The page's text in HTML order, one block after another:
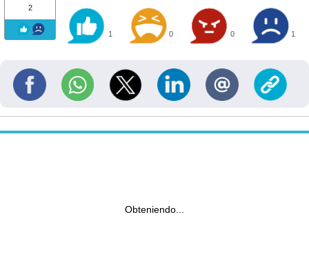
2
1 0 0 1
Obteniendo...